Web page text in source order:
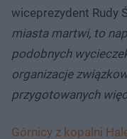
wiceprezydent Rudy
miasta martwi, to
podobnych
organizacje
przygotowanych
Górnicy z kopalni